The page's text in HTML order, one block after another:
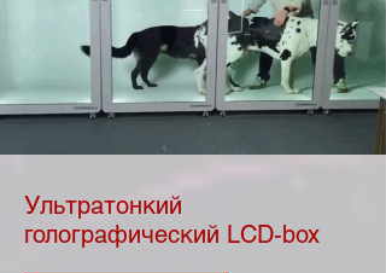
Ультратонкий
голографический LCD-box